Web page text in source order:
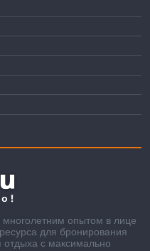
многолетним опытом в лице
для бронирования
отдыха с максимально